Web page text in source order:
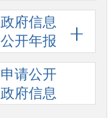
政府信息
公开年报
申请公开
政府信息